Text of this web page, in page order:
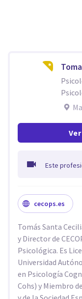
Este
cecops.es
Tomás Santa
y Director de
Psicológica. Es
Universidad
en Psicología
Cohs) y Miembro